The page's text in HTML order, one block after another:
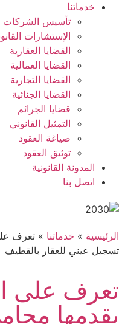
خدماتنا
تأسيس الشركات
الإستشارات القانونية
القضايا العقارية
القضايا العمالية
القضايا التجارية
القضايا الجنائية
قضايا الجرائم
التمثيل القانوني
صياغة العقود
توثيق العقود
المدونة القانونية
اتصل بنا
»خدماتنا»تعرف على
عيني للعقار بالقطيف
على